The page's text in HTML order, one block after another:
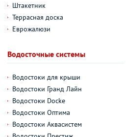
Штакетник
Террасная доска
Еврожалюзи
Водосточные системы
Водостоки для крыши
Водостоки Гранд Лайн
Водостоки Docke
Водостоки Оптима
Водостоки Аквасистем